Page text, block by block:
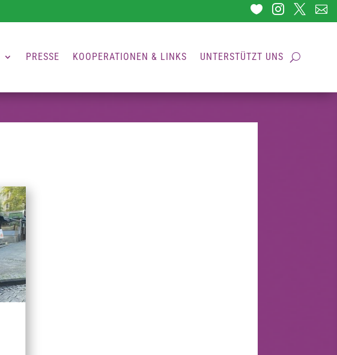




PRESSE KOOPERATIONEN & LINKS UNTERSTÜTZT UNS